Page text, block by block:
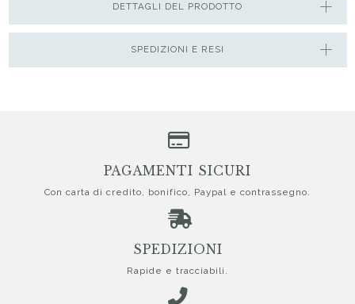
SPEDIZIONI E RESI
DETTAGLI DEL PRODOTTO
PAGAMENTI SICURI
Con carta di credito, bonifico, Paypal e contrassegno.
SPEDIZIONI
Rapide e tracciabili.